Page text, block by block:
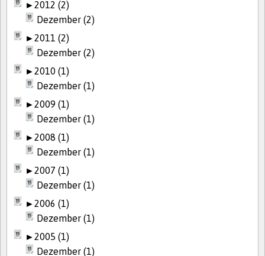
►2012 (2)
Dezember (2)
►2011 (2)
Dezember (2)
►2010 (1)
Dezember (1)
►2009 (1)
Dezember (1)
►2008 (1)
Dezember (1)
►2007 (1)
Dezember (1)
►2006 (1)
Dezember (1)
►2005 (1)
Dezember (1)